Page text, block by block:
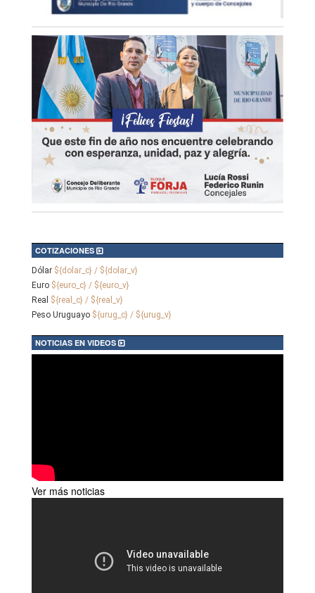
COTIZACIONES
Dólar ${dolar_c} / ${dolar_v}
Euro ${euro_c} / ${euro_v}
Real ${real_c} / ${real_v}
Peso Uruguayo ${urug_c} / ${urug_v}
NOTICIAS EN VIDEOS
Ver más noticias